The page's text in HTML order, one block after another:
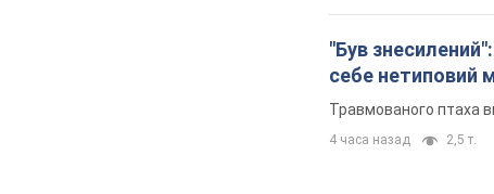
"Був
себе нетиповий
Травмованого птаха
4 часа назад 2,5 т.